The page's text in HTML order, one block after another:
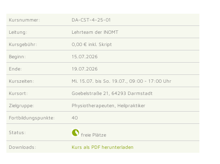
Kursnummer: DA-CST-4-25-01
Leitung: Lehrteam der INOMT
Kursgebühr: 0,00 € inkl. Skript
Beginn: 15.07.2026
Ende: 19.07.2026
Kurszeiten: Mi. 15.07. bis So. 19.07., 09:00 - 17:00 Uhr
Kursort: Goebelstraße 21, 64293 Darmstadt
Zielgruppe: Physiotherapeuten, Heilpraktiker
Fortbildungspunkte: 40
Status: freie Plätze
Downloads: Kurs als PDF herunterladen